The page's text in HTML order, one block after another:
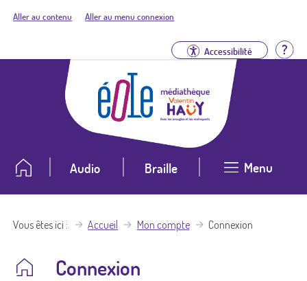
Aller au contenu Aller au menu connexion
Accessibilité
Audio Braille Menu
Vous êtes ici Accueil Mon compte Connexion
Connexion